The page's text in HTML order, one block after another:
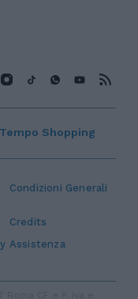
Condizioni Generali
Credits
Assistenza
Shopping